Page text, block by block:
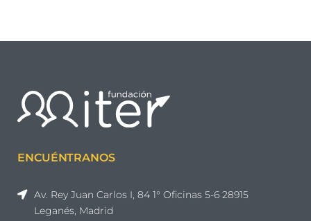
ENCUÉNTRANOS
Av. Rey Juan Carlos I, 84 1° Oficinas 5-6 28915
Leganés, Madrid